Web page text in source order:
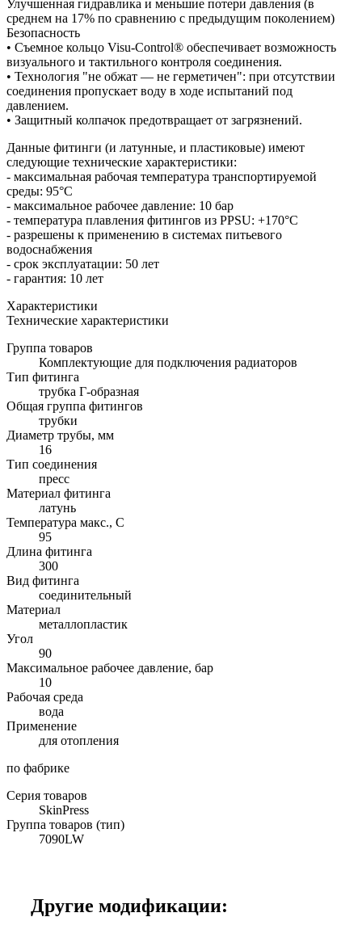
Улучшенная гидравлика и меньшие потери давления (в
среднем на 17% по сравнению с предыдущим поколением)
Безопасность
• Съемное кольцо Visu-Control® обеспечивает возможность
визуального и тактильного контроля соединения.
• Технология "не обжат — не герметичен": при отсутствии
соединения пропускает воду в ходе испытаний под
давлением.
• Защитный колпачок предотвращает от загрязнений.
Данные фитинги (и латунные, и пластиковые) имеют
следующие технические характеристики:
- максимальная рабочая температура транспортируемой
среды: 95°С
- максимальное рабочее давление: 10 бар
- температура плавления фитингов из PPSU: +170°C
- разрешены к применению в системах питьевого
водоснабжения
- срок эксплуатации: 50 лет
- гарантия: 10 лет
Характеристики
Технические характеристики
Группа товаров
Комплектующие для подключения радиаторов
Тип фитинга
трубка Г-образная
Общая группа фитингов
трубки
Диаметр трубы, мм
16
Тип соединения
пресс
Материал фитинга
латунь
Температура макс., С
95
Длина фитинга
300
Вид фитинга
соединительный
Материал
металлопластик
Угол
90
Максимальное рабочее давление, бар
10
Рабочая среда
вода
Применение
для отопления
по фабрике
Серия товаров
SkinPress
Группа товаров (тип)
7090LW
Другие модификации: